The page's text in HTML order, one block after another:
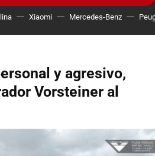
Xiaomi Mercedes-Benz
y agresivo,
Vorsteiner al